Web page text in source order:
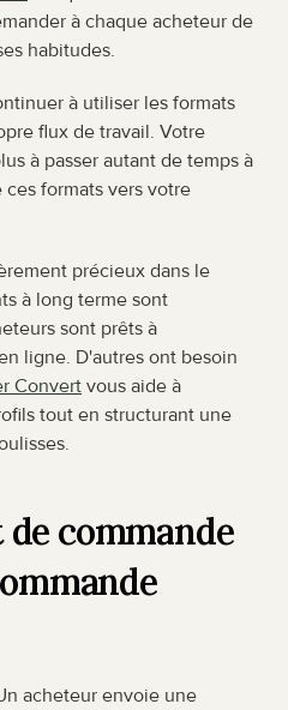
à chaque acheteur de
habitudes.
à utiliser les formats
flux de travail. Votre
à passer autant de temps à
formats vers votre
précieux dans le
à long terme sont
sont prêts à
ligne. D'autres ont besoin
Convert vous aide à
tout en structurant une
commande
acheteur envoie une